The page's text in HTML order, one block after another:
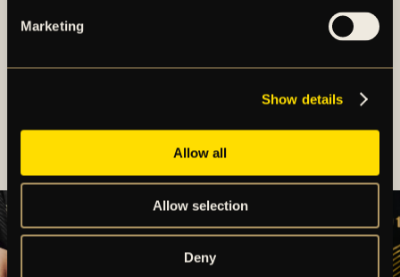
Marketing
Show details
Allow all
Allow selection
Deny
ligger extra nära hjärtat. Klubbmärket är upphöjt på
en bas av tjock blå sammet. Klubbnamnet återfinns i
guld på bröstet och tröjan har gula och guldfärgade